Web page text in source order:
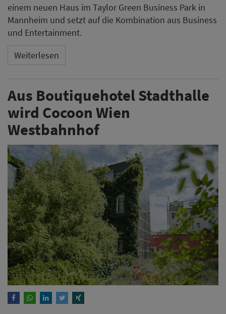
einem neuen Haus im Taylor Green Business Park in
Mannheim und setzt auf die Kombination aus Business
und Entertainment.
Weiterlesen
Aus Boutiquehotel Stadthalle
wird Cocoon Wien
Westbahnhof